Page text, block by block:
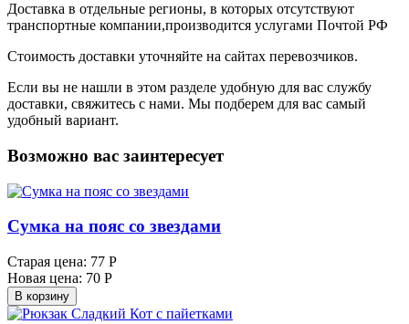
Доставка в отдельные регионы, в которых отсутствуют
транспортные компании,производится услугами Почтой РФ
Стоимость доставки уточняйте на сайтах перевозчиков.
Если вы не нашли в этом разделе удобную для вас службу
доставки, свяжитесь с нами. Мы подберем для вас самый
удобный вариант.
Возможно вас заинтересует
Сумка на пояс со звездами
Старая цена: 77 Р
Новая цена: 70 Р
В корзину